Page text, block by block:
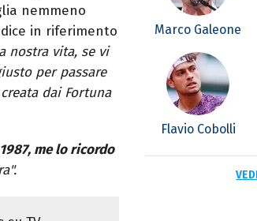
nemmeno
in riferimento
nostra vita, se vi
per passare
dai Fortuna
me lo ricordo
Marco Galeone
Flavio Cobolli